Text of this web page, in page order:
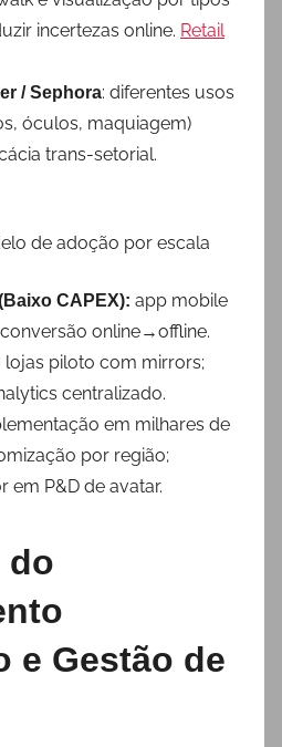
incertezas online. Retail
/ Sephora: diferentes usos
óculos, maquiagem)
trans-setorial.
de adoção por escala
CAPEX): app mobile
online→offline.
lojas piloto com mirrors;
centralizado.
em milhares de
por região;
em P&D de avatar.
do
e Gestão de